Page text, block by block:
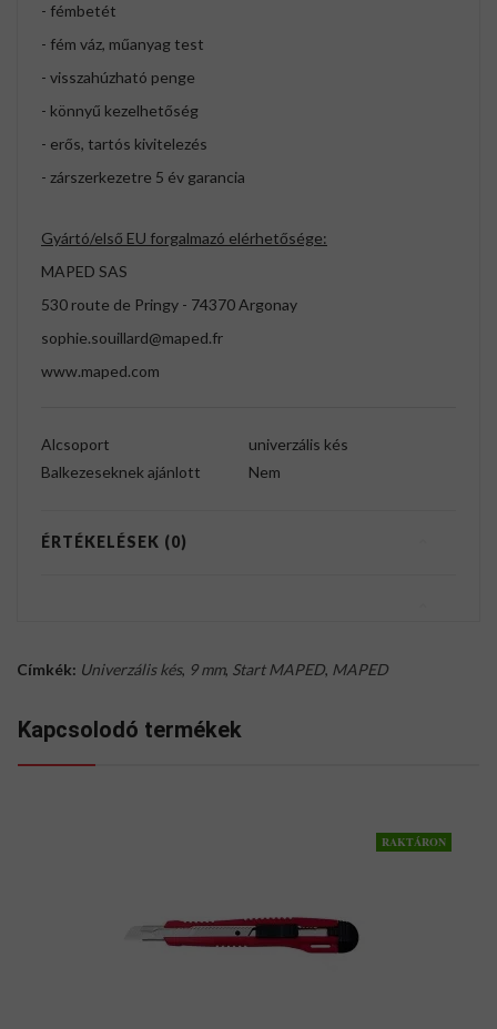
- fémbetét
- fém váz, műanyag test
- visszahúzható penge
- könnyű kezelhetőség
- erős, tartós kivitelezés
- zárszerkezetre 5 év garancia
Gyártó/első EU forgalmazó elérhetősége:
MAPED SAS
530 route de Pringy - 74370 Argonay
sophie.souillard@maped.fr
www.maped.com
Alcsoport
univerzális kés
Balkezeseknek ajánlott
Nem
ÉRTÉKELÉSEK (0)
Címkék: Univerzális kés, 9 mm, Start MAPED, MAPED
Kapcsolodó termékek
RAKTÁRON